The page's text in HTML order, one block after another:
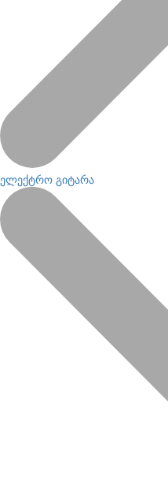
ელექტრო გიტარა